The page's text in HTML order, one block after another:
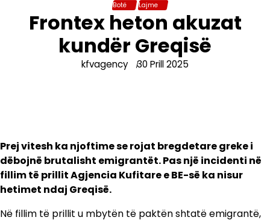
Botë Lajme
Frontex heton akuzat
kundër Greqisë
kfvagency 30 Prill 2025
Prej vitesh ka njoftime se rojat bregdetare greke i
dëbojnë brutalisht emigrantët. Pas një incidenti në
fillim të prillit Agjencia Kufitare e BE-së ka nisur
hetimet ndaj Greqisë.
Në fillim të prillit u mbytën të paktën shtatë emigrantë,